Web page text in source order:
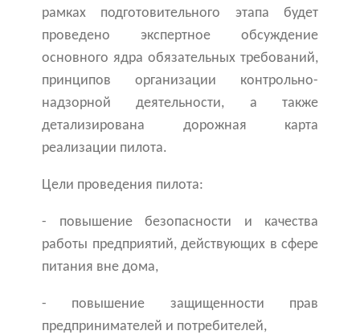
рамках подготовительного этапа будет
проведено экспертное обсуждение
основного ядра обязательных требований,
принципов организации контрольно-
надзорной деятельности, а также
детализирована дорожная карта
реализации пилота.
Цели проведения пилота:
- повышение безопасности и качества
работы предприятий, действующих в сфере
питания вне дома,
- повышение защищенности прав
предпринимателей и потребителей,